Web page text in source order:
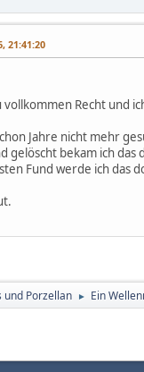
21:41:20
vollkommen Recht und
Jahre nicht mehr
gelöscht bekam ich das
Fund werde ich das
und Porzellan ► Ein